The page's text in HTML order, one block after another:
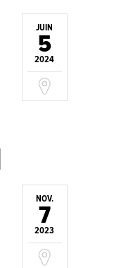
JUIN
5
2024
NOV.
7
2023